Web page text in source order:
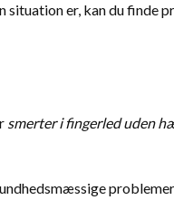
er, kan du finde
smerter i fingerled uden